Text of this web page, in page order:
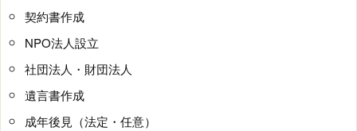
契約書作成
NPO法人設立
社団法人・財団法人
遺言書作成
成年後見（法定・任意）